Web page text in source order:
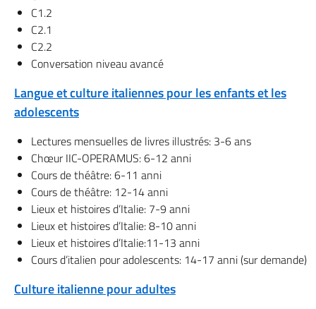
C1.2
C2.1
C2.2
Conversation niveau avancé
Langue et culture italiennes pour les enfants et les
adolescents
Lectures mensuelles de livres illustrés: 3-6 ans
Chœur IIC-OPERAMUS: 6-12 anni
Cours de théâtre: 6-11 anni
Cours de théâtre: 12-14 anni
Lieux et histoires d’Italie: 7-9 anni
Lieux et histoires d’Italie: 8-10 anni
Lieux et histoires d’Italie:11-13 anni
Cours d’italien pour adolescents: 14-17 anni (sur demande)
Culture italienne pour adultes